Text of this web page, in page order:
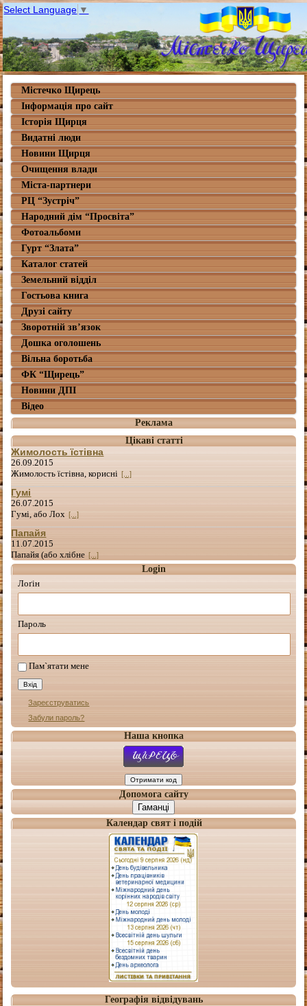
Select Language ▼
Містечко Щирець
Інформація про сайт
Історія Щирця
Видатні люди
Новини Щирця
Очищення влади
Міста-партнери
РЦ “Зустріч”
Народний дім “Просвіта”
Фотоальбоми
Гурт “Злата”
Каталог статей
Земельний відділ
Гостьова книга
Друзі сайту
Зворотній зв’язок
Дошка оголошень
Вільна боротьба
ФК “Щирець”
Новини ДПІ
Відео
Реклама
Цікаві статті
Жимолость їстівна
26.09.2015
Жимолость їстівна, корисні [...]
Гумі
26.07.2015
Гумі, або Лох [...]
Папайя
11.07.2015
Папайя (або хлібне [...]
Login
Лоґін
Пароль
Пам`ятати мене
Зареєструватись
Забули пароль?
Наша кнопка
Допомога сайту
Гаманці
Календар свят і подій
Географія відвідувань